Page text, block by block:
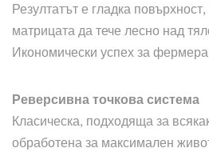
Резултатът е гладка
матрицата да тече лесно над
Икономически успех за
Реверсивна точкова система
Класическа, подходяща за
обработена за максимален